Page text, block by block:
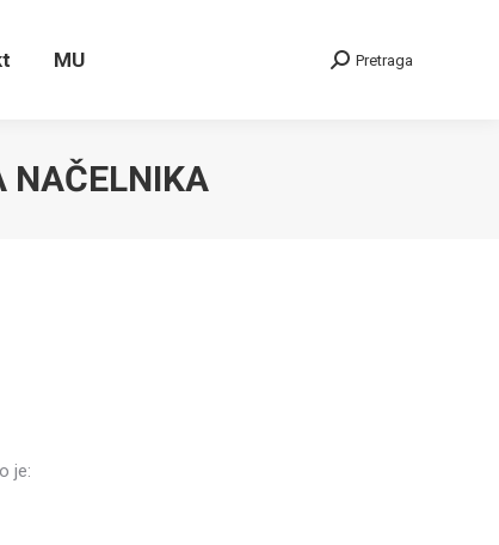
MU Search:
Pretraga
NAČELNIKA
je:
MU Search: